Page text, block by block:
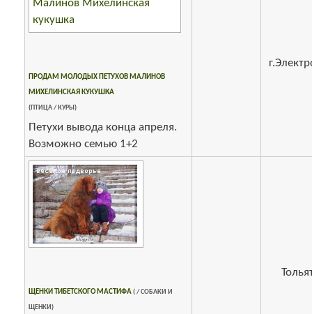
ПРОДАМ МОЛОДЫХ ПЕТУХОВ МАЛИНОВ
МИХЕЛИНСКАЯ КУКУШКА
(ПТИЦА / КУРЫ)
Петухи вывода конца апреля.
Возможно семью 1+2
ЩЕНКИ ТИБЕТСКОГО МАСТИФА( / СОБАКИ И
ЩЕНКИ)